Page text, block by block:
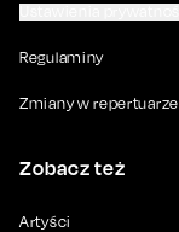
Regulaminy
Zmiany w repertuarze
Zobacz też
Artyści